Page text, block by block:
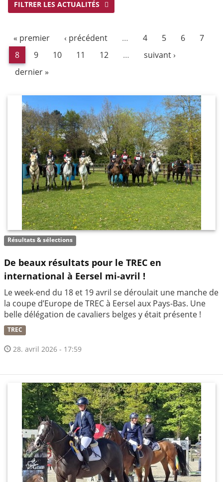
FILTRER LES ACTUALITÉS
« premier ‹ précédent … 4 5 6
7
8
9 10 11 12 …
suivant ›
dernier »
Résultats & sélections
De beaux résultats pour le TREC en
international à Eersel mi-avril !
Le week-end du 18 et 19 avril se déroulait une manche de
la coupe d’Europe de TREC à Eersel aux Pays-Bas. Une
belle délégation de cavaliers belges y était présente !
TREC
28. avril 2026 - 17:59